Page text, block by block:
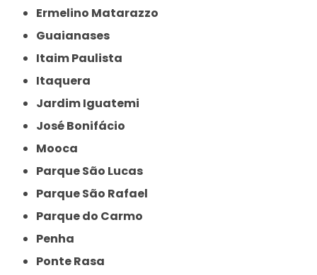
Ermelino Matarazzo
Guaianases
Itaim Paulista
Itaquera
Jardim Iguatemi
José Bonifácio
Mooca
Parque São Lucas
Parque São Rafael
Parque do Carmo
Penha
Ponte Rasa